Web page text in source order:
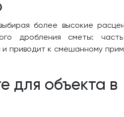
более высокие
дробления сметы:
приводит к смешанному
для объекта в